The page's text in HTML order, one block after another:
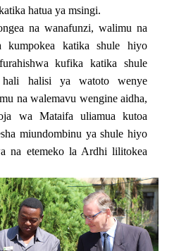
hatua ya msingi.
na wanafunzi, walimu na
kumpokea katika shule hiyo
kufika katika shule
halisi ya watoto wenye
na walemavu wengine aidha,
wa Mataifa uliamua kutoa
miundombinu ya shule hiyo
na etemeko la Ardhi lilitokea